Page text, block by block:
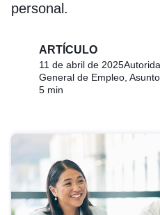
personal.
ARTÍCULO
11 de abril de 2025
General de Empleo,
5 min